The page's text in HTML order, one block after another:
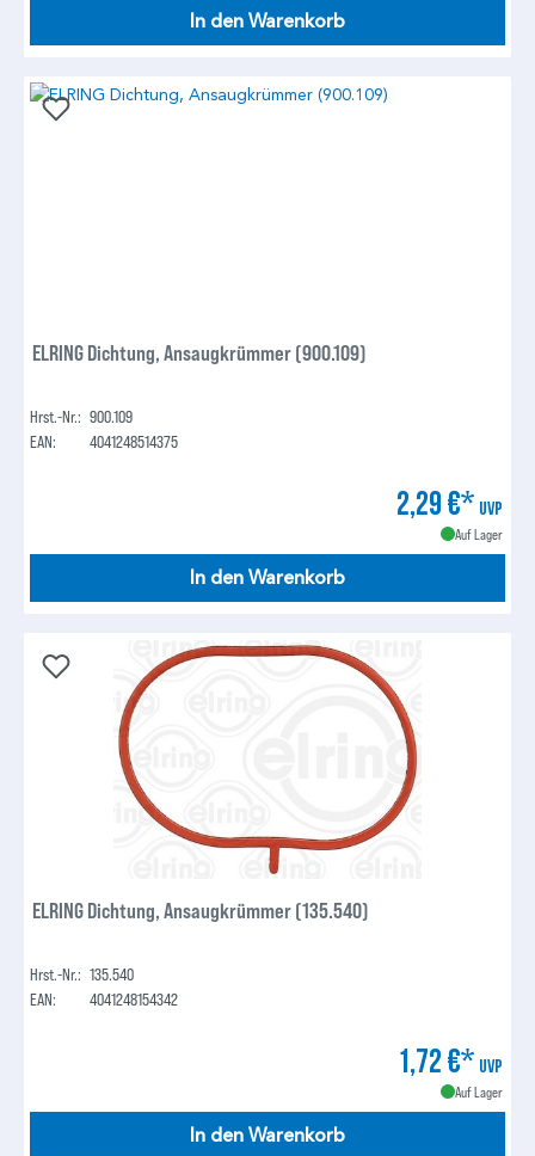
In den Warenkorb
ELRING Dichtung, Ansaugkrümmer (900.109)
Hrst.-Nr.: 900.109
EAN:
4041248514375
2,29 €* UVP
Auf Lager
In den Warenkorb
ELRING Dichtung, Ansaugkrümmer (135.540)
Hrst.-Nr.: 135.540
EAN:
4041248154342
1,72 €* UVP
Auf Lager
In den Warenkorb